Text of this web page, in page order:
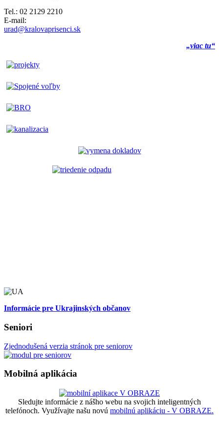
Tel.: 02 2129 2210
E-mail:
urad@kralovaprisenci.sk
„viac tu“
Informácie pre Ukrajinských občanov
Seniori
Zjednodušená verzia stránok pre seniorov
Mobilná aplikácia
Sledujte informácie z nášho webu na svojich inteligentných
telefónoch. Využívajte našu novú mobilnú aplikáciu - V OBRAZE.